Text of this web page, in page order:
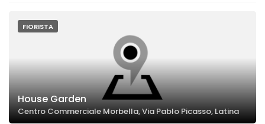
FIORISTA
House Garden
Centro Commerciale Morbella, Via Pablo Picasso, Latina